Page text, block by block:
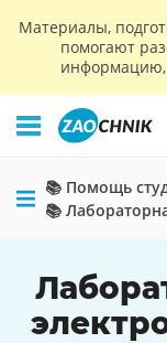
Материалы,
помогают
информацию,
📚 Помощь
📚